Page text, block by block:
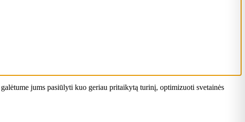
jums pasiūlyti kuo geriau pritaikytą turinį, optimizuoti svetainės